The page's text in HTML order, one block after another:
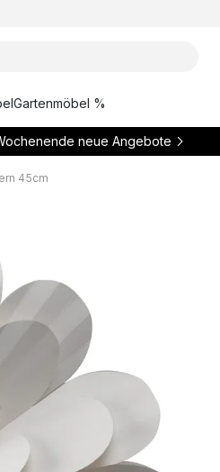
Gartenmöbel %
neue Angebote
45cm